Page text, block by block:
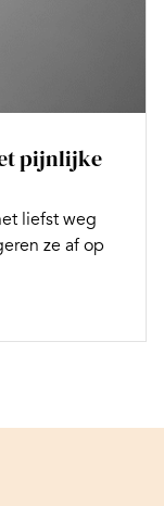
pijnlijke
liefst weg
ze af op